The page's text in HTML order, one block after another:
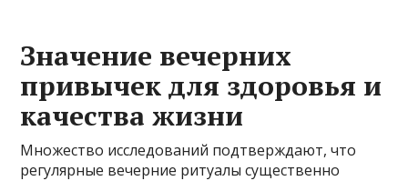
Значение вечерних
привычек для здоровья и
качества жизни
Множество исследований подтверждают, что
регулярные вечерние ритуалы существенно